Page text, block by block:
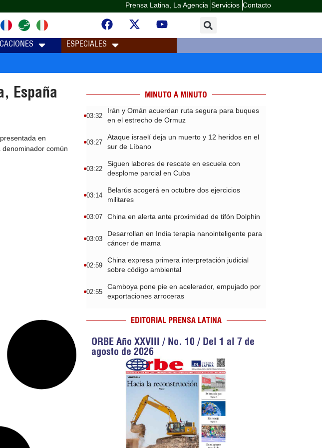
Prensa Latina, La Agencia Servicios Contacto
ESPECIALES
España
en
común
MINUTO A MINUTO
03:32
Irán y Omán acuerdan ruta segura para buques
en el estrecho de Ormuz
03:27
Ataque israelí deja un muerto y 12 heridos en el
sur de Líbano
03:22
Siguen labores de rescate en escuela con
desplome parcial en Cuba
03:14
Belarús acogerá en octubre dos ejercicios
militares
03:07 China en alerta ante proximidad de tifón Dolphin
03:03
Desarrollan en India terapia nanointeligente para
cáncer de mama
02:59
China expresa primera interpretación judicial
sobre código ambiental
02:55
Camboya pone pie en acelerador, empujado por
exportaciones arroceras
EDITORIAL PRENSA LATINA
ORBE Año XXVIII / No. 10 / Del 1 al 7 de
agosto de 2026